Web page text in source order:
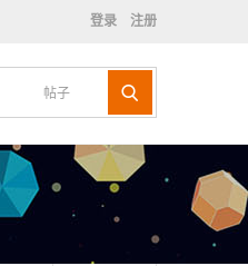
登录 注册
帖子